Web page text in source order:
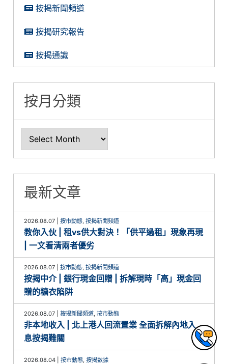
按揭新聞頻道
按揭研究報告
按揭通識
按月分類
最新文章
2026.08.07 |按市動態,按揭新聞頻道
教你入伙 | 租vs供大對決！「供平過租」現象再現
| 一文看清兩者優劣
2026.08.07 |按市動態,按揭新聞頻道
按揭中介 | 銀行現金回贈 | 拆解現時「高」現金回
贈的糖衣陷阱
2026.08.07 |按揭新聞頻道,按市動態
非本地收入 | 北上港人回流置業 全面拆解內地入
息按揭難關
2026.08.04 |按市動態,按揭數據